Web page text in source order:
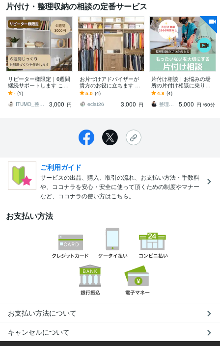
片付け・整理収納の相談の定番サービス
リピーター様限定｜6週間
継続サポートします こち
らは、一度ご利用いただ
いたお客様限定の継続サ
ポートです。
- (1)
ITUMO_整う暮らし
3,000 円
お片づけアドバイザーが
貴方のお役に立ちます 整
理整頓・片付けができな
い…あなたのアドバイザ
ーになります
5.0 (4)
eclat26
3,000 円
片付け相談｜お悩みの場
所の片付け相談に乗りま
す もったいないを笑顔に
変える！寄付のプロが教
える納得の片付け
4.8 (4)
整理収納アドバイザー・もりかわゆき
5,000 円 /60分
ご利用ガイド
サービスの出品、購入、取引の流れ、お支払い方法・手数料
や、ココナラを安心・安全に使って頂くための制度やマナー
など、ココナラの使い方はこちら。
お支払い方法
お支払い方法について
キャンセルについて